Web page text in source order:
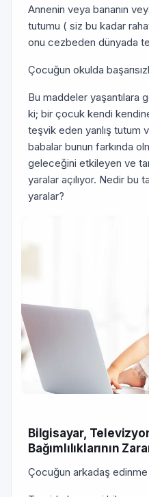
Annenin veya bananın
tutumu ( siz bu kadar
onu cezbeden dünyada
Çocuğun okulda
Bu maddeler yaşantılara
ki; bir çocuk kendi
teşvik eden yanlış tutum
babalar bunun farkında
geleceğini etkileyen ve
yaralar açılıyor. Nedir bu
yaralar?
Bilgisayar,
Bağımlılıklarının
Çocuğun arkadaş